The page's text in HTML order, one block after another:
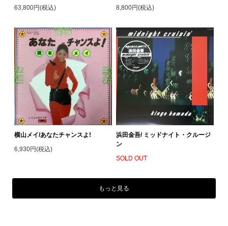
63,800円(税込) 8,800円(税込)
横山メイ/あなたチャンスよ!
6,930円(税込)
浜田金吾/ ミッドナイト・クルージ
ン
SOLD OUT
もっと見る